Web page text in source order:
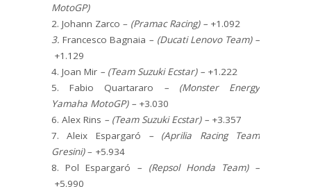
MotoGP)
2. Johann Zarco – (Pramac Racing)– +1.092
3.Francesco Bagnaia – (Ducati Lenovo Team)–
+1.129
4. Joan Mir – (Team Suzuki Ecstar)– +1.222
5. Fabio Quartararo – (Monster Energy
Yamaha MotoGP)– +3.030
6. Alex Rins – (Team Suzuki Ecstar)– +3.357
7. Aleix Espargaró – (Aprilia Racing Team
Gresini) – +5.934
8. Pol Espargaró – (Repsol Honda Team)–
+5.990